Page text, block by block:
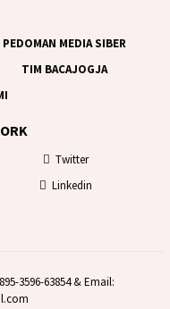
PEDOMAN MEDIA SIBER
TIM BACAJOGJA
Twitter
Linkedin
3596-63854 & Email: